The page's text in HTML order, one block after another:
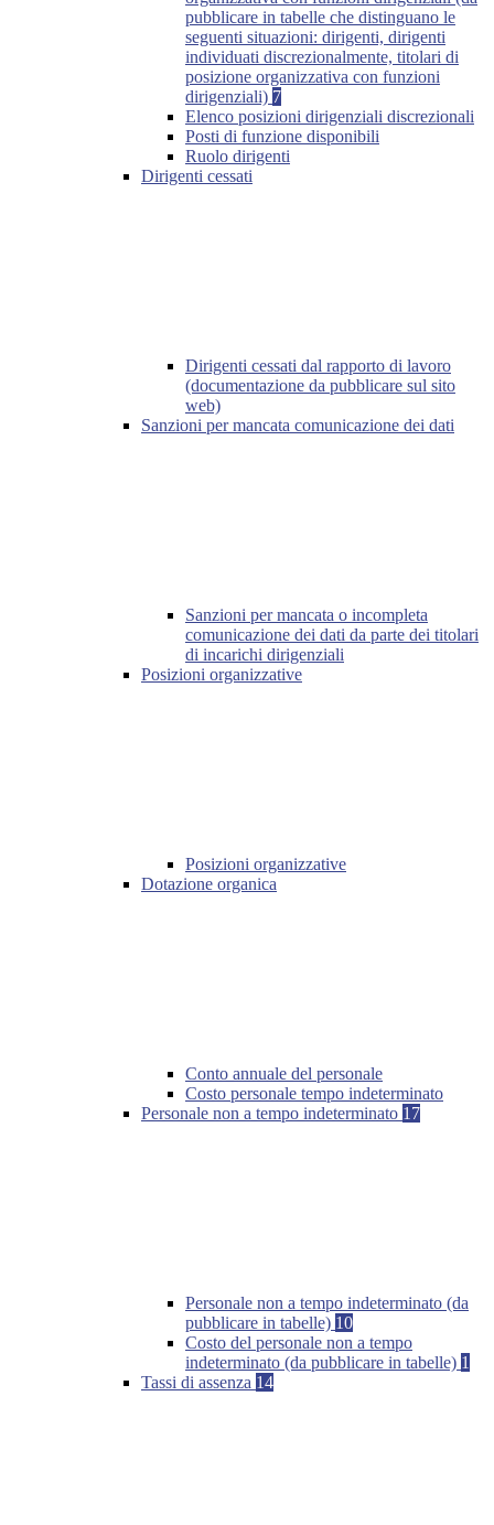
pubblicare in tabelle che distinguano le
seguenti situazioni: dirigenti, dirigenti
individuati discrezionalmente, titolari di
posizione organizzativa con funzioni
dirigenziali) 7
Elenco posizioni dirigenziali discrezionali
Posti di funzione disponibili
Ruolo dirigenti
Dirigenti cessati
Dirigenti cessati dal rapporto di lavoro
(documentazione da pubblicare sul sito
web)
Sanzioni per mancata comunicazione dei dati
Sanzioni per mancata o incompleta
comunicazione dei dati da parte dei titolari
di incarichi dirigenziali
Posizioni organizzative
Posizioni organizzative
Dotazione organica
Conto annuale del personale
Costo personale tempo indeterminato
Personale non a tempo indeterminato 17
Personale non a tempo indeterminato (da
pubblicare in tabelle) 10
Costo del personale non a tempo
indeterminato (da pubblicare in tabelle) 1
Tassi di assenza 14